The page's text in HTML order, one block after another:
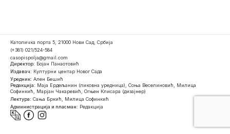
Католичка порта 5, 21000 Нови Сад, Србија
(+381) 021/524-584
casopispolja@gmail.com
Директор: Бојан Панаотовић
Издавач: Културни центар Новог Сада
Уредник: Ален Бешић
Редакција: Маја Ердељанин (ликовна уредница), Соња Веселиновић, Милица
Софинкић, Марјан Чакаревић, Огњен Клисара (дизајнер)
Лектура: Сања Бркић, Милица Софинкић
Администрација и пласман: Редакција